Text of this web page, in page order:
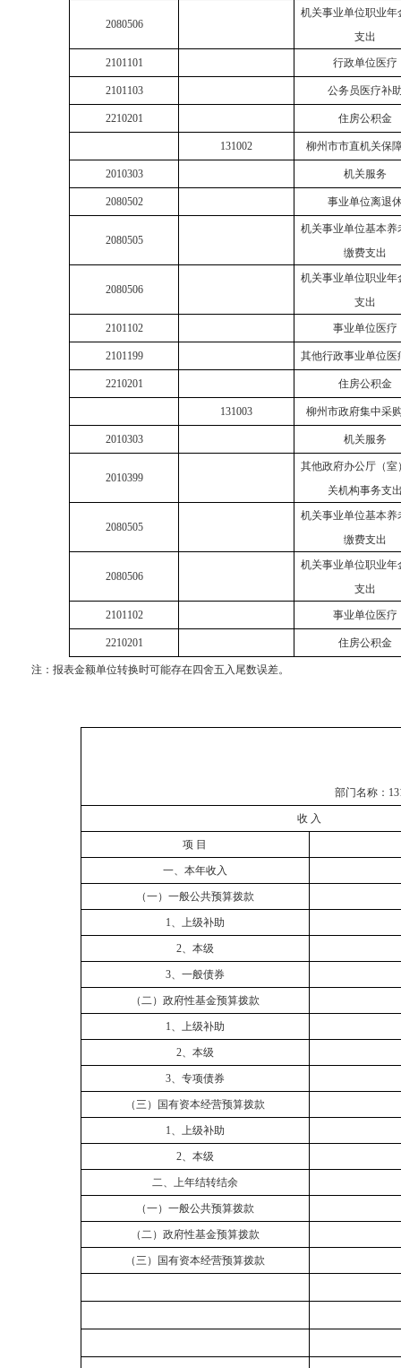
2080506
机关事业单位职业年
支出
2101101 行政单位医疗
2101103 公务员医疗补
2210201 住房公积金
131002 柳州市市直机关保
2010303 机关服务
2080502 事业单位离退
2080505
机关事业单位基本养
缴费支出
2080506
机关事业单位职业年
支出
2101102 事业单位医疗
2101199 其他行政事业单位医
2210201 住房公积金
131003 柳州市政府集中采
2010303 机关服务
2010399
其他政府办公厅（室
关机构事务支
2080505
机关事业单位基本养
缴费支出
2080506
机关事业单位职业年
支出
2101102 事业单位医疗
2210201 住房公积金
注： 报表金额单位转换时可能存在四舍五入尾数误差。
部门名称：
收 入
项 目
一、本年收入
（一）一般公共预算拨款
1、上级补助
2、本级
3、一般债券
（二）政府性基金预算拨款
1、上级补助
2、本级
3、专项债券
（三）国有资本经营预算拨款
1、上级补助
2、本级
二、上年结转结余
（一）一般公共预算拨款
（二）政府性基金预算拨款
（三）国有资本经营预算拨款